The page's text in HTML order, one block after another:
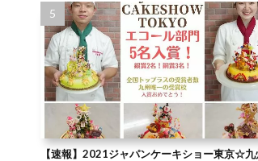
【速報】2021ジャパンケーキショー東京☆九